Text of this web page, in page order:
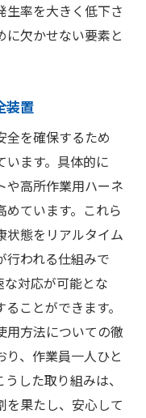
生率を大きく低下さ
欠かせない要素と
装置
全を確保するため
います。具体的に
や高所作業用ハーネ
ています。これら
状態をリアルタイム
行われる仕組みで
対応が可能とな
ことができます。
用方法についての徹
、作業員一人ひと
した取り組みは、
を果たし、安心して